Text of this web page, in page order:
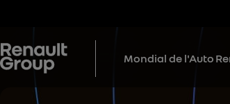
Mondial de l'Auto